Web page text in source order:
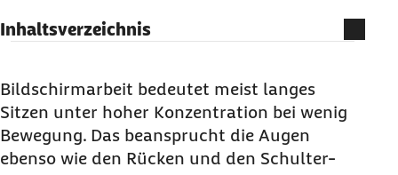
Inhaltsverzeichnis
Arbeitsplatz ergonomisch einrichten
Welche Vorteile hat ein ergonomischer
Arbeitsplatz?
Ergonomie am Arbeitsplatz: Welche Pflichten
Bildschirmarbeit bedeutet meist langes
Sitzen unter hoher Konzentration bei wenig
Bewegung. Das beansprucht die Augen
ebenso wie den Rücken und den Schulter-